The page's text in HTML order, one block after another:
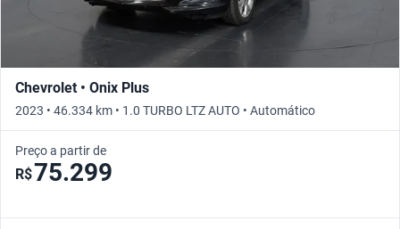
Chevrolet • Onix Plus
2023 • 46.334 km • 1.0 TURBO LTZ AUTO • Automático
Preço a partir de
R$75.299